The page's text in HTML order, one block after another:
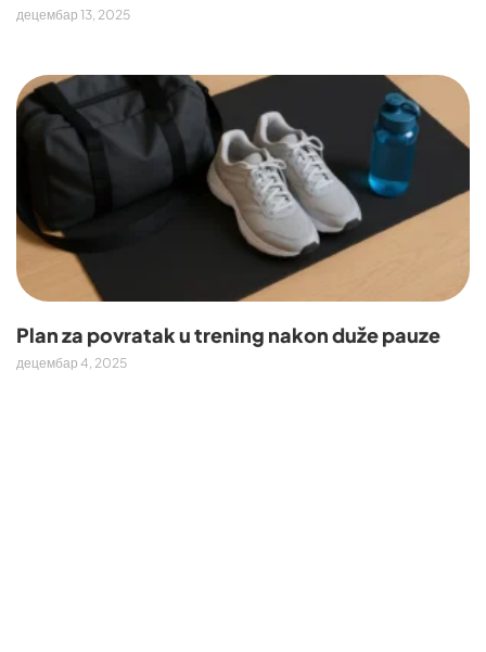
децембар 13, 2025
Plan za povratak u trening nakon duže pauze
децембар 4, 2025